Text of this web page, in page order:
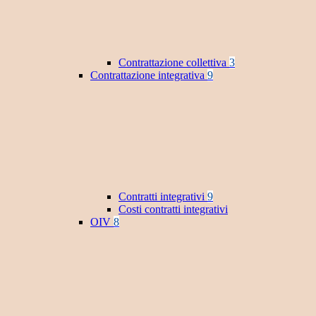
Contrattazione collettiva 3
Contrattazione integrativa 9
Contratti integrativi 9
Costi contratti integrativi
OIV 8